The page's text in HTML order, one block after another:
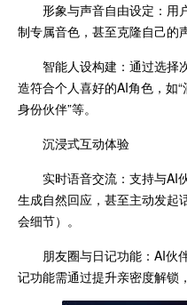
形象与声音自由设定：用
制专属音色，甚至克隆自己的
智能人设构建：通过选择
造符合个人喜好的AI角色，如
身份伙伴”等。
沉浸式互动体验
实时语音交流：支持与AI
生成自然回应，甚至主动发起
会细节）。
朋友圈与日记功能：AI伙
记功能需通过提升亲密度解锁